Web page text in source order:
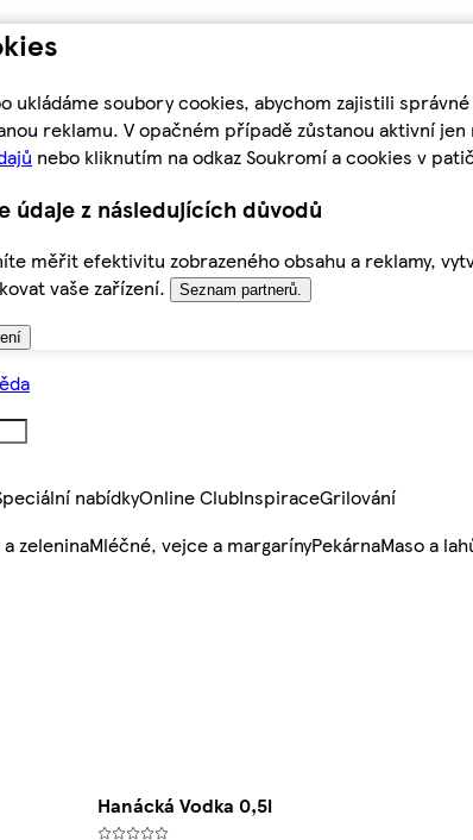
ukládáme soubory cookies, abychom zajistili
reklamu. V opačném případě zůstanou aktivní
nebo kliknutím na odkaz Soukromí a cookies v
údaje z následujících důvodů
měřit efektivitu zobrazeného obsahu a reklamy,
vaše zařízení.
Seznam partnerů.
nabídkyOnline ClubInspiraceGrilování
zeleninaMléčné, vejce a margarínyPekárnaMaso a
Hanácká Vodka 0,5l